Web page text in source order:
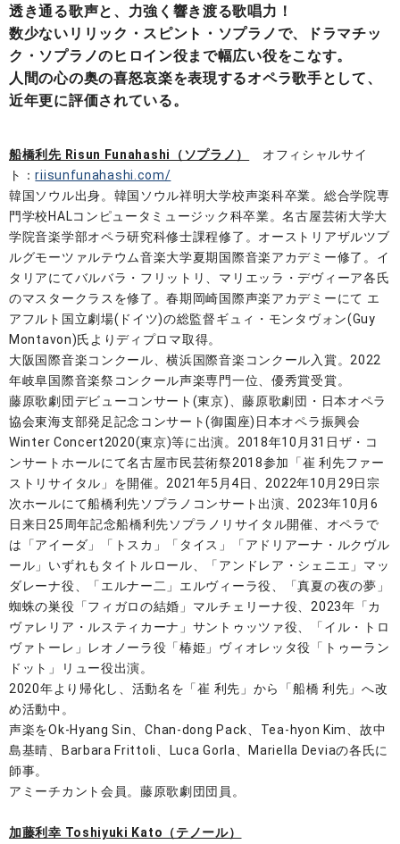
透き通る歌声と、力強く響き渡る歌唱力！
数少ないリリック・スピント・ソプラノで、ドラマチッ
ク・ソプラノのヒロイン役まで幅広い役をこなす。
人間の心の奥の喜怒哀楽を表現するオペラ歌手として、
近年更に評価されている。
船橋利先 Risun Funahashi（ソプラノ）
オフィシャルサイ
ト：riisunfunahashi.com/
韓国ソウル出身。韓国ソウル祥明大学校声楽科卒業。総合学院専
門学校HALコンピュータミュージック科卒業。名古屋芸術大学大
学院音楽学部オペラ研究科修士課程修了。オーストリアザルツブ
ルグモーツァルテウム音楽大学夏期国際音楽アカデミー修了。イ
タリアにてバルバラ・フリットリ、マリエッラ・デヴィーア各氏
のマスタークラスを修了。春期岡崎国際声楽アカデミーにて エ
アフルト国立劇場(ドイツ)の総監督ギュィ・モンタヴォン(Guy
Montavon)氏よりディプロマ取得。
大阪国際音楽コンクール、横浜国際音楽コンクール入賞。2022
年岐阜国際音楽祭コンクール声楽専門一位、優秀賞受賞。
藤原歌劇団デビューコンサート(東京)、藤原歌劇団・日本オペラ
協会東海支部発足記念コンサート(御園座)日本オペラ振興会
Winter Concert2020(東京)等に出演。2018年10月31日ザ・コ
ンサートホールにて名古屋市民芸術祭2018参加「崔 利先ファー
ストリサイタル」を開催。2021年5月4日、2022年10月29日宗
次ホールにて船橋利先ソプラノコンサート出演、2023年10月6
日来日25周年記念船橋利先ソプラノリサイタル開催、オペラで
は「アイーダ」「トスカ」「タイス」「アドリアーナ・ルクヴル
ール」いずれもタイトルロール、「アンドレア・シェニエ」マッ
ダレーナ役、「エルナー二」エルヴィーラ役、「真夏の夜の夢」
蜘蛛の巣役「フィガロの結婚」マルチェリーナ役、2023年「カ
ヴァレリア・ルスティカーナ」サントゥッツァ役、「イル・トロ
ヴァトーレ」レオノーラ役「椿姫」ヴィオレッタ役「トゥーラン
ドット」リュー役出演。
2020年より帰化し、活動名を「崔 利先」から「船橋 利先」へ改
め活動中。
声楽をOk-Hyang Sin、Chan-dong Pack、Tea-hyon Kim、故中
島基晴、Barbara Frittoli、Luca Gorla、Mariella Deviaの各氏に
師事。
アミーチカント会員。藤原歌劇団団員。
加藤利幸 Toshiyuki Kato（テノール）